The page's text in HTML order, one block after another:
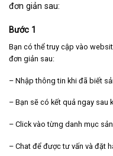
đơn giản sau:
Bước 1
Bạn có thể truy cập vào
đơn giản sau:
– Nhập thông tin khi đã biết
– Bạn sẽ có kết quả ngay sau
– Click vào từng danh mục
– Chat để được tư vấn và đặt